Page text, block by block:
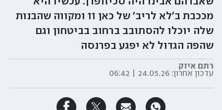
מככבת ב'לא לריב' של כאן 11 ומקווה שהבנות
שלה יוכלו להסתובב ברחוב בביטחון וגם
שהפה הגדול לא יפגע בפרנסה
רתם איזק
עדכון אחרון:24.05.26 | 06:42